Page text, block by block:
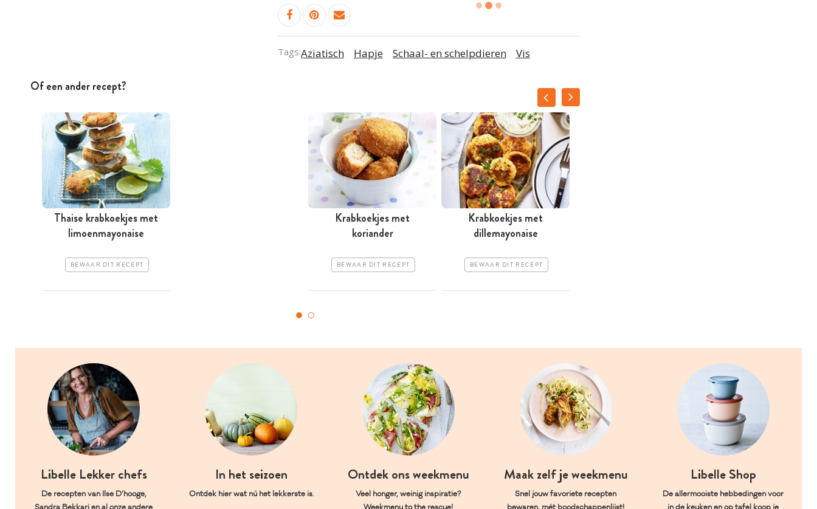
Tags:Aziatisch Hapje Schaal- en schelpdieren Vis
Of een ander recept?
Thaise krabkoekjes met
limoenmayonaise
BEWAAR DIT RECEPT
Krabkoekjes met
koriander
BEWAAR DIT RECEPT
Krabkoekjes met
dillemayonaise
BEWAAR DIT RECEPT
Libelle Lekker chefs
De recepten van Ilse D’hooge,
In het seizoen
Ontdek hier wat nú het lekkerste is.
Ontdek ons weekmenu
Veel honger, weinig inspiratie?
Maak zelf je weekmenu
Snel jouw favoriete recepten
Libelle Shop
De allermooiste hebbedingen voor